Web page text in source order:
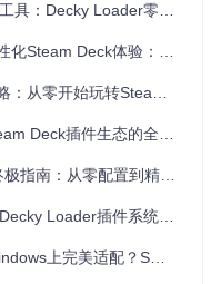
持回滚到历史版本
主要由以下部分组成：
React组件，提供用户交
Loader零门槛使用指南
体验：插件加载与管理全攻略
Steam Deck插件（新手入门）
插件生态的全新可能
南：从零配置到精通使用
插件系统深度应用指南
配？SWICD驱动配置全指南